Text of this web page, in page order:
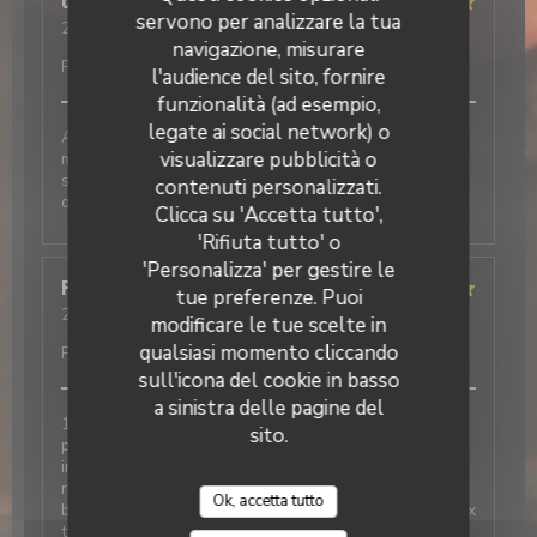
servono per analizzare la tua
navigazione, misurare
l'audience del sito, fornire
funzionalità (ad esempio,
legate ai social network) o
visualizzare pubblicità o
contenuti personalizzati.
Clicca su 'Accetta tutto',
'Rifiuta tutto' o
'Personalizza' per gestire le
tue preferenze. Puoi
modificare le tue scelte in
qualsiasi momento cliccando
sull'icona del cookie in basso
a sinistra delle pagine del
sito.
Ok, accetta tutto
2026-06-05- 12:30 - Ospiti 2
Atmosfera:5/5 Cucina:5/5
Prezzo
Accueil et service au top Nous avons passés un bon
moment autour de nos plats et desserts très
savoureux. N’hésitez pas à réserver pour votre
déjeuner
Françoise
2026-05-22
- 12:00 - Ospiti 7
/5 Atmosfera: 5/5 Cucina: 5/5 Qualità /
Prezzo
/5
1ere fois dans ce restaurant et l avis des 6 autres
personnes avec moi est très positif Très bien. Service
impeccable, respect des demandes lors de l
réservation, amabilité, très bon repas, légumes très
bien cuisinés en accompagnement , raport qualité-prix
très corrects. Restaurant à recommander sans
La Galiote Restaurant & Bar